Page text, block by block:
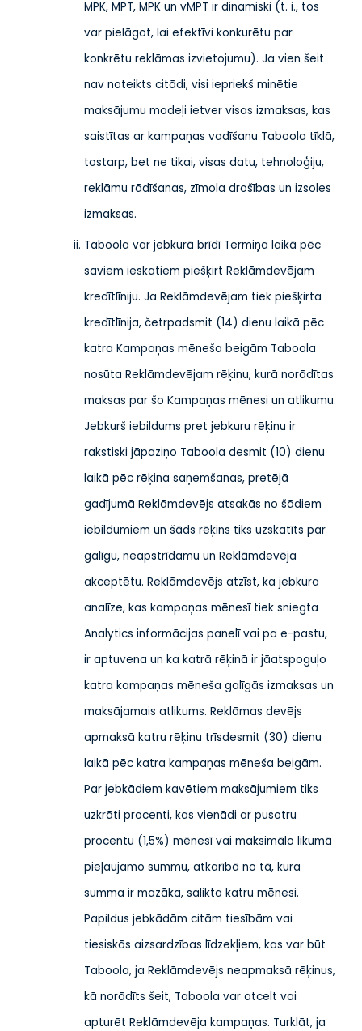
MPK, MPT, MPK un vMPT ir dinamiski (t. i., tos
var pielāgot, lai efektīvi konkurētu par
konkrētu reklāmas izvietojumu). Ja vien šeit
nav noteikts citādi, visi iepriekš minētie
maksājumu modeļi ietver visas izmaksas, kas
saistītas ar kampaņas vadīšanu Taboola tīklā,
tostarp, bet ne tikai, visas datu, tehnoloģiju,
reklāmu rādīšanas, zīmola drošības un izsoles
izmaksas.
Taboola var jebkurā brīdī Termiņa laikā pēc
saviem ieskatiem piešķirt Reklāmdevējam
kredītlīniju. Ja Reklāmdevējam tiek piešķirta
kredītlīnija, četrpadsmit (14) dienu laikā pēc
katra Kampaņas mēneša beigām Taboola
nosūta Reklāmdevējam rēķinu, kurā norādītas
maksas par šo Kampaņas mēnesi un atlikumu.
Jebkurš iebildums pret jebkuru rēķinu ir
rakstiski jāpaziņo Taboola desmit (10) dienu
laikā pēc rēķina saņemšanas, pretējā
gadījumā Reklāmdevējs atsakās no šādiem
iebildumiem un šāds rēķins tiks uzskatīts par
galīgu, neapstrīdamu un Reklāmdevēja
akceptētu. Reklāmdevējs atzīst, ka jebkura
analīze, kas kampaņas mēnesī tiek sniegta
Analytics informācijas panelī vai pa e-pastu,
ir aptuvena un ka katrā rēķinā ir jāatspoguļo
katra kampaņas mēneša galīgās izmaksas un
maksājamais atlikums. Reklāmas devējs
apmaksā katru rēķinu trīsdesmit (30) dienu
laikā pēc katra kampaņas mēneša beigām.
Par jebkādiem kavētiem maksājumiem tiks
uzkrāti procenti, kas vienādi ar pusotru
procentu (1,5%) mēnesī vai maksimālo likumā
pieļaujamo summu, atkarībā no tā, kura
summa ir mazāka, salikta katru mēnesi.
Papildus jebkādām citām tiesībām vai
tiesiskās aizsardzības līdzekļiem, kas var būt
Taboola, ja Reklāmdevējs neapmaksā rēķinus,
kā norādīts šeit, Taboola var atcelt vai
apturēt Reklāmdevēja kampaņas. Turklāt, ja